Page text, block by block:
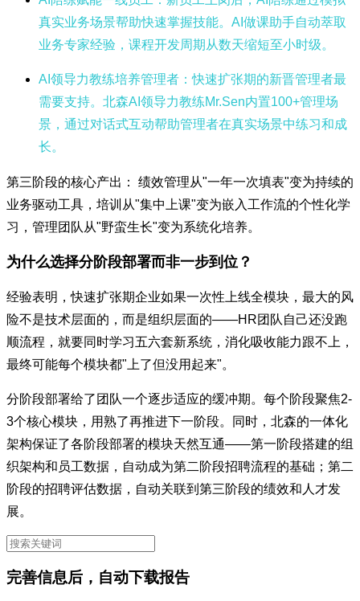
真实业务场景帮助快速掌握技能。AI做课助手自动萃取
业务专家经验，课程开发周期从数天缩短至小时级。
AI领导力教练培养管理者 ：快速扩张期的新晋管理者最
需要支持。北森AI领导力教练Mr.Sen内置100+管理场
景，通过对话式互动帮助管理者在真实场景中练习和成
长。
第三阶段的核心产出： 绩效管理从"一年一次填表"变为持续的
业务驱动工具，培训从"集中上课"变为嵌入工作流的个性化学
习，管理团队从"野蛮生长"变为系统化培养。
为什么选择分阶段部署而非一步到位？
经验表明，快速扩张期企业如果一次性上线全模块，最大的风
险不是技术层面的，而是组织层面的——HR团队自己还没跑
顺流程，就要同时学习五六套新系统，消化吸收能力跟不上，
最终可能每个模块都"上了但没用起来"。
分阶段部署给了团队一个逐步适应的缓冲期。每个阶段聚焦2-
3个核心模块，用熟了再推进下一阶段。同时，北森的一体化
架构保证了各阶段部署的模块天然互通——第一阶段搭建的组
织架构和员工数据，自动成为第二阶段招聘流程的基础；第二
阶段的招聘评估数据，自动关联到第三阶段的绩效和人才发
展。
完善信息后，自动下载报告